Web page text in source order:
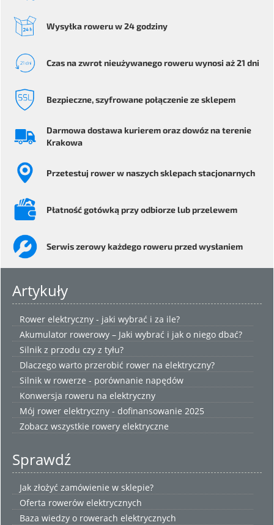
Wysyłkaroweruw 24 godziny
Czas na zwrotnieużywanego roweruwynosi aż 21 dni
Bezpieczne, szyfrowanepołączenie ze sklepem
Darmowa dostawa kurieremoraz dowóz na terenie
Krakowa
Przetestuj rowerw naszych sklepach stacjonarnych
Płatność gotówką przy odbiorzelub przelewem
Serwiszerowy każdegoroweru przed wysłaniem
Artykuły
Rower elektryczny - jaki wybrać i za ile?
Akumulator rowerowy – Jaki wybrać i jak o niego dbać?
Silnik z przodu czy z tyłu?
Dlaczego warto przerobić rower na elektryczny?
Silnik w rowerze - porównanie napędów
Konwersja roweru na elektryczny
Mój rower elektryczny - dofinansowanie 2025
Zobacz wszystkie rowery elektryczne
Sprawdź
Jak złożyć zamówienie w sklepie?
Oferta rowerów elektrycznych
Baza wiedzy o rowerach elektrycznych